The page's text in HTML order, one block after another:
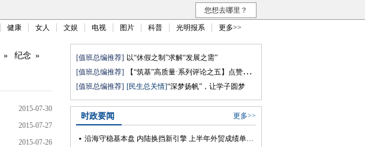
您想去哪里？
健康 女人 文娱 电视 图片 科普 光明报系 更多>>
» 纪念 »
2015-07-30
2015-07-27
2015-07-26